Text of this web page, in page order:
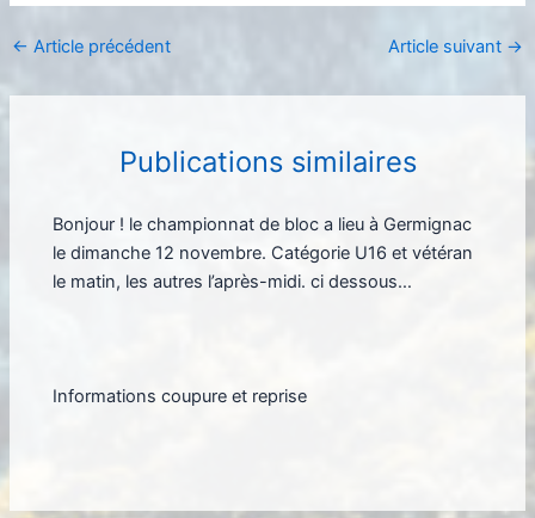
← Article précédent Article suivant →
Publications similaires
Bonjour ! le championnat de bloc a lieu à Germignac
le dimanche 12 novembre. Catégorie U16 et vétéran
le matin, les autres l’après-midi. ci dessous…
Informations coupure et reprise